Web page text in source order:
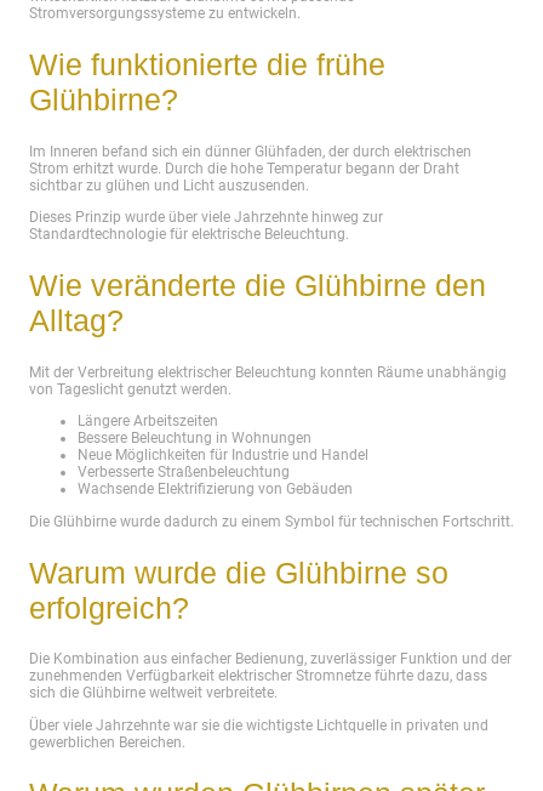
Stromversorgungssysteme zu entwickeln.
Wie funktionierte die frühe
Glühbirne?
Im Inneren befand sich ein dünner Glühfaden, der durch elektrischen
Strom erhitzt wurde. Durch die hohe Temperatur begann der Draht
sichtbar zu glühen und Licht auszusenden.
Dieses Prinzip wurde über viele Jahrzehnte hinweg zur
Standardtechnologie für elektrische Beleuchtung.
Wie veränderte die Glühbirne den
Alltag?
Mit der Verbreitung elektrischer Beleuchtung konnten Räume unabhängig
von Tageslicht genutzt werden.
Längere Arbeitszeiten
Bessere Beleuchtung in Wohnungen
Neue Möglichkeiten für Industrie und Handel
Verbesserte Straßenbeleuchtung
Wachsende Elektrifizierung von Gebäuden
Die Glühbirne wurde dadurch zu einem Symbol für technischen Fortschritt.
Warum wurde die Glühbirne so
erfolgreich?
Die Kombination aus einfacher Bedienung, zuverlässiger Funktion und der
zunehmenden Verfügbarkeit elektrischer Stromnetze führte dazu, dass
sich die Glühbirne weltweit verbreitete.
Über viele Jahrzehnte war sie die wichtigste Lichtquelle in privaten und
gewerblichen Bereichen.